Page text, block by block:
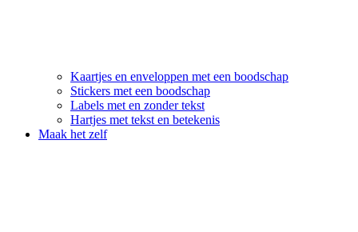
Kaartjes en enveloppen met een boodschap
Stickers met een boodschap
Labels met en zonder tekst
Hartjes met tekst en betekenis
Maak het zelf